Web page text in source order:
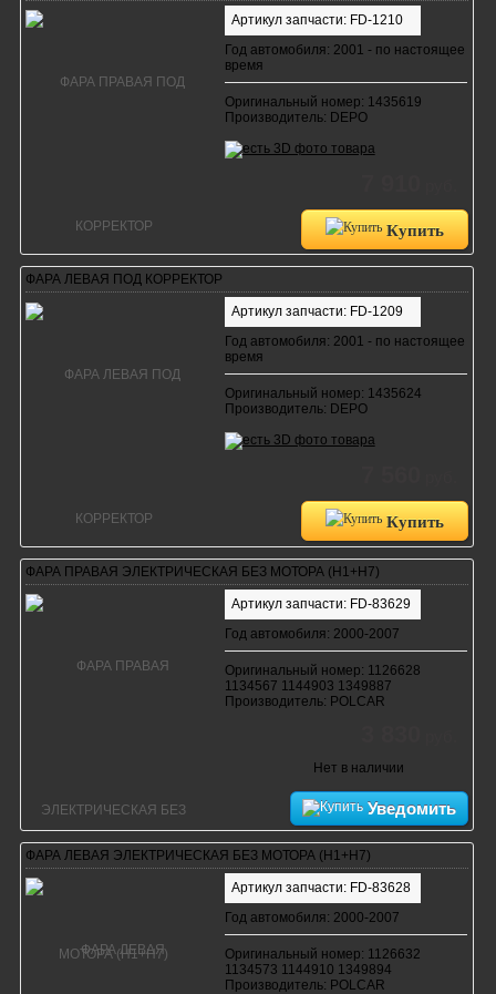
Артикул запчасти: FD-1210
Год автомобиля: 2001 - по настоящее
время
Оригинальный номер: 1435619
Производитель: DEPO
Купить
ФАРА ЛЕВАЯ ПОД КОРРЕКТОР
Артикул запчасти: FD-1209
Год автомобиля: 2001 - по настоящее
время
Оригинальный номер: 1435624
Производитель: DEPO
Купить
ФАРА ПРАВАЯ ЭЛЕКТРИЧЕСКАЯ БЕЗ МОТОРА (H1+H7)
Артикул запчасти: FD-83629
Год автомобиля: 2000-2007
Оригинальный номер: 1126628
1134567 1144903 1349887
Производитель: POLCAR
Нет в наличии
Уведомить
ФАРА ЛЕВАЯ ЭЛЕКТРИЧЕСКАЯ БЕЗ МОТОРА (H1+H7)
Артикул запчасти: FD-83628
Год автомобиля: 2000-2007
Оригинальный номер: 1126632
1134573 1144910 1349894
Производитель: POLCAR